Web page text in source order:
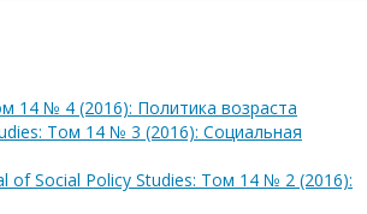
14 № 4 (2016): Политика возраста
Том 14 № 3 (2016): Социальная
of Social Policy Studies: Том 14 № 2 (2016):